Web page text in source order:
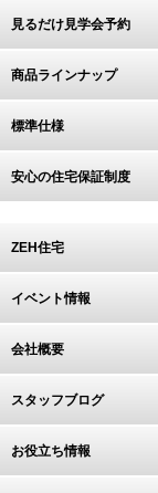
見るだけ見学会予約
商品ラインナップ
標準仕様
安心の住宅保証制度
ZEH住宅
イベント情報
会社概要
スタッフブログ
お役立ち情報